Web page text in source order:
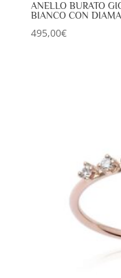
ANELLO BURATO
BIANCO CON
495,00€